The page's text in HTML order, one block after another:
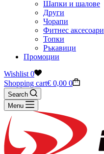
Шапки и шалове
Други
Чорапи
Фитнес аксесоари
Топки
Ръкавици
Промоции
Wishlist 0
Shopping cart€ 0,00 0
Search
Menu